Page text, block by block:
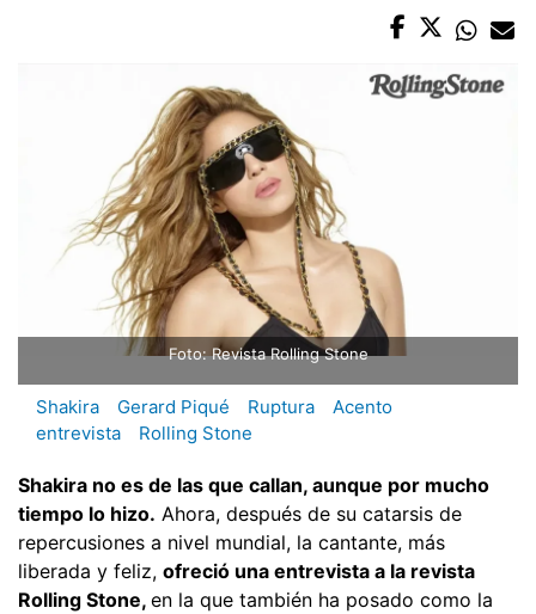
Foto: Revista Rolling Stone
Shakira Gerard Piqué Ruptura
Acento
entrevista
Rolling Stone
Shakira no es de las que callan, aunque por mucho
tiempo lo hizo. Ahora, después de su catarsis de
repercusiones a nivel mundial, la cantante, más
liberada y feliz, ofreció una entrevista a la revista
Rolling Stone, en la que también ha posado como la